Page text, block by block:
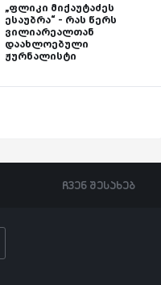
„ფლიკი მიქაუტაძეს
ესაუბრა“ - რას წერს
ვილიარეალთან
დაახლოებული
ჟურნალისტი
ჩვენ შესახებ